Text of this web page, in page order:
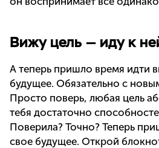
Вижу цель — иду к
А теперь пришло время идти
будущее. Обязательно с
Просто поверь, любая цель
тебя достаточно
Поверила? Точно? Теперь
свое будущее. Открой